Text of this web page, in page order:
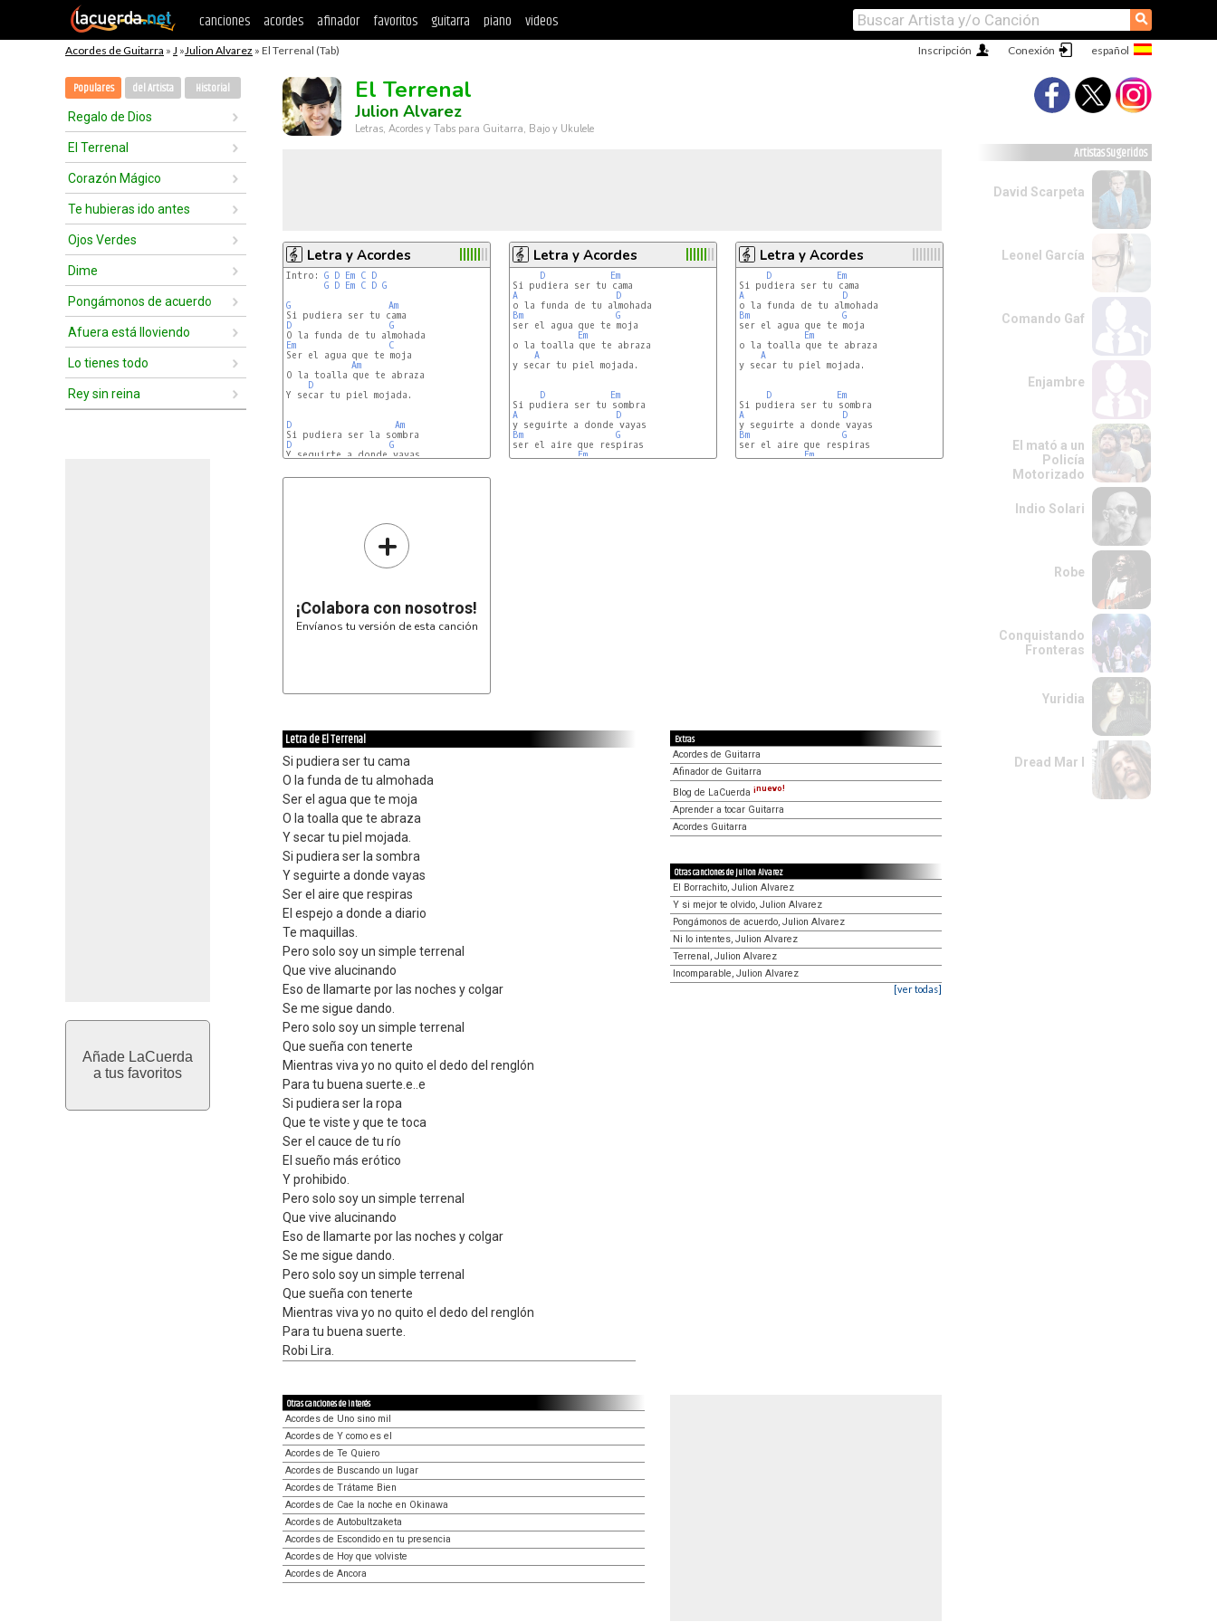
canciones acordes afinador favoritos guitarra piano videos ⚲
Acordes de Guitarra » J »Julion Alvarez » El Terrenal (Tab) Conexión
Inscripción
Populares del Artista Historial
Regalo de Dios
El Terrenal
Corazón Mágico
Te hubieras ido antes
Ojos Verdes
Dime
Pongámonos de acuerdo
Afuera está lloviendo
Lo tienes todo
Rey sin reina
Añade LaCuerda
a tus favoritos
El Terrenal
Julion Alvarez
Letras, Acordes y Tabs para Guitarra, Bajo y Ukulele
Letra y Acordes
Intro: G D Em C D
G D Em C D G
G
Am
D
G
Em
C
Ser el agua que te moja
Am
O la toalla que te abraza
D
Y secar tu piel mojada.
D
Am
D
G
Letra y Acordes
D
Em
A
D
Bm
G
ser el agua que te moja
Em
o la toalla que te abraza
A
y secar tu piel mojada.
D
Em
A
D
Bm
G
ser el aire que respiras
Em
Letra y Acordes
D
Em
A
D
Bm
G
ser el agua que te moja
Em
o la toalla que te abraza
A
y secar tu piel mojada.
D
Em
A
D
Bm
G
ser el aire que respiras
Em
+
¡Colabora con nosotros!
Envíanos tu versión de esta canción
Letra de El Terrenal
Si pudiera ser tu cama
O la funda de tu almohada
Ser el agua que te moja
O la toalla que te abraza
Y secar tu piel mojada.
Si pudiera ser la sombra
Y seguirte a donde vayas
Ser el aire que respiras
El espejo a donde a diario
Te maquillas.
Pero solo soy un simple terrenal
Que vive alucinando
Eso de llamarte por las noches y colgar
Se me sigue dando.
Pero solo soy un simple terrenal
Que sueña con tenerte
Mientras viva yo no quito el dedo del renglón
Para tu buena suerte.e..e
Si pudiera ser la ropa
Que te viste y que te toca
Ser el cauce de tu río
El sueño más erótico
Y prohibido.
Pero solo soy un simple terrenal
Que vive alucinando
Eso de llamarte por las noches y colgar
Se me sigue dando.
Pero solo soy un simple terrenal
Que sueña con tenerte
Mientras viva yo no quito el dedo del renglón
Para tu buena suerte.
Robi Lira.
Extras
Acordes de Guitarra
Afinador de Guitarra
Blog de LaCuerda ¡nuevo!
Aprender a tocar Guitarra
Acordes Guitarra
Otras canciones de Julion Alvarez
El Borrachito, Julion Alvarez
Y si mejor te olvido, Julion Alvarez
Pongámonos de acuerdo, Julion Alvarez
Ni lo intentes, Julion Alvarez
Terrenal, Julion Alvarez
Incomparable, Julion Alvarez
[ver todas]
Otras canciones de interés
Acordes de Uno sino mil
Acordes de Y como es el
Acordes de Te Quiero
Acordes de Buscando un lugar
Acordes de Trátame Bien
Acordes de Cae la noche en Okinawa
Acordes de Autobultzaketa
Acordes de Escondido en tu presencia
Acordes de Hoy que volviste
Acordes de Ancora
Artistas Sugeridos
David Scarpeta
Leonel García
Comando Gaf
Enjambre
El mató a un
Policía
Motorizado
Indio Solari
Robe
Conquistando
Fronteras
Yuridia
Dread Mar I